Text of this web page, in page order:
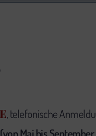
, telefonische
(von Mai bis